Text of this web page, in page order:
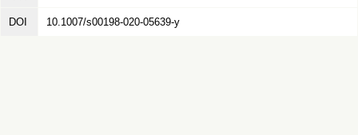
DOI 10.1007/s00198-020-05639-y